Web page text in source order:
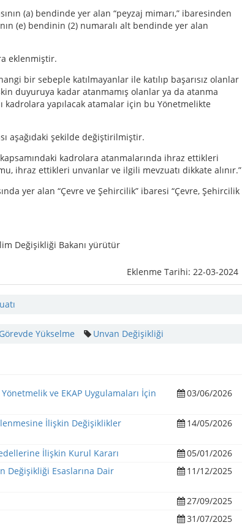
(a) bendinde yer alan “peyzaj mimarı,” ibaresinden
(e) bendinin (2) numaralı alt bendinde yer alan
eklenmiştir.
bir sebeple katılmayanlar ile katılıp başarısız olanlar
duyuruya kadar atanmamış olanlar ya da atanma
yapılacak atamalar için bu Yönetmelikte
aşağıdaki şekilde değiştirilmiştir.
kadrolara atanmalarında ihraz ettikleri
ihraz ettikleri unvanlar ve ilgili mevzuatı dikkate alınır.”
yer alan “Çevre ve Şehircilik” ibaresi “Çevre, Şehircilik
Değişikliği Bakanı yürütür
Eklenme Tarihi: 22-03-2024
Görevde Yükselme Unvan Değişikliği
ve EKAP Uygulamaları İçin
03/06/2026
İlişkin Değişiklikler
14/05/2026
İlişkin Kurul Kararı
05/01/2026
Değişikliği Esaslarına Dair
11/12/2025
27/09/2025
31/07/2025